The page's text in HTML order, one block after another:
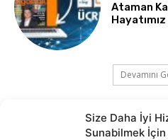
Size Daha İyi
Sunabilmek
Ataman
Devamını